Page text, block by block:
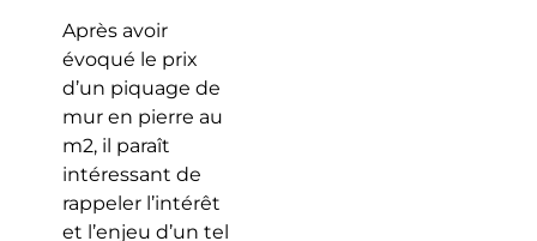
Après avoir
évoqué le prix
d’un piquage de
mur en pierre au
m2, il paraît
intéressant de
rappeler l’intérêt
et l’enjeu d’un tel